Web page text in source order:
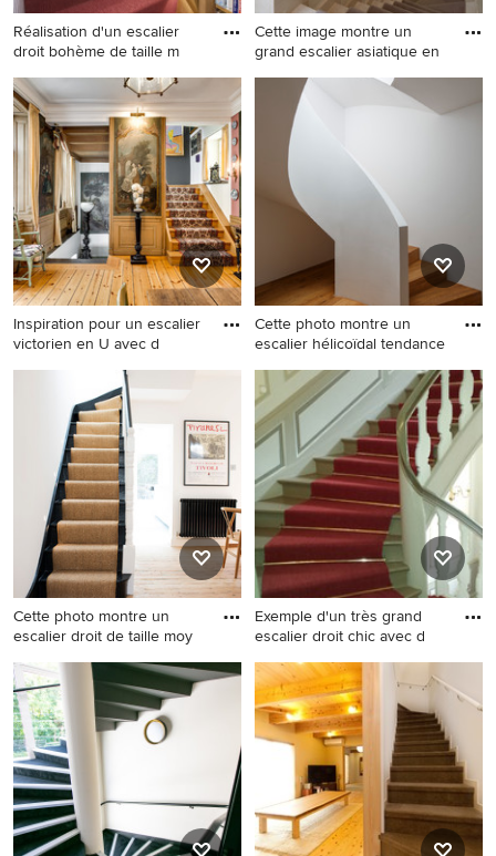
Réalisation d'un escalier
droit bohème de taille m
Réalisation d'un escalier droit
bohème de taille moyenne
avec des marches en
moquette et des
contremarches en moquette.
Cette image montre un
grand escalier asiatique en
Cette image montre un grand
escalier asiatique en L et
marbre avec des
contremarches en moquette
et un garde-corps en métal.
Inspiration pour un escalier
victorien en U avec d
Inspiration pour un escalier
victorien en U avec des
marches en moquette, des
contremarches en moquette
et palier.
Cette photo montre un
escalier hélicoïdal tendance
Cette photo montre un
escalier hélicoïdal tendance
avec des marches en bois et
des contremarches en
moquette.
Cette photo montre un
escalier droit de taille moy
Cette photo montre un
escalier droit de taille
moyenne avec des marches
en moquette, des
contremarches en moquette
et un garde-corps en bois.
Exemple d'un très grand
escalier droit chic avec d
Exemple d'un très grand
escalier droit chic avec des
marches en moquette et des
contremarches en moquette.